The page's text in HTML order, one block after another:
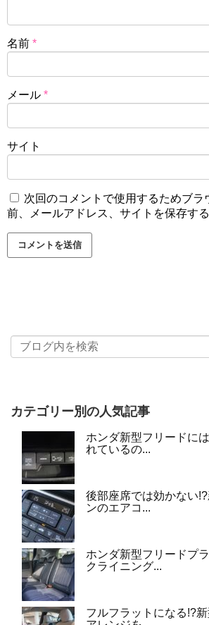
名前 *
メール *
サイト
次回のコメントで使用するためブラ
前、メールアドレス、サイトを保存する
カテゴリー別の人気記事
ホンダ新型フリードに
れているの...
後部座席では効かない
ンのエアコ...
ホンダ新型フリードプ
クライニング...
フルフラットになる!?